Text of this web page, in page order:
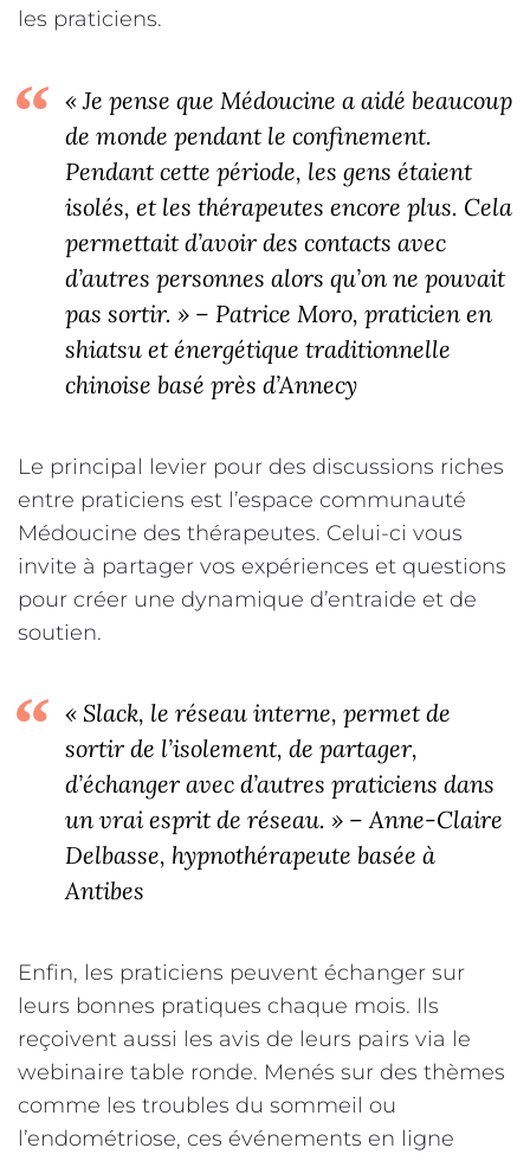
les praticiens.
« Je pense que Médoucine a aidé beaucoup
de monde pendant le confinement.
Pendant cette période, les gens étaient
isolés, et les thérapeutes encore plus. Cela
permettait d’avoir des contacts avec
d’autres personnes alors qu’on ne pouvait
pas sortir. » – Patrice Moro, praticien en
shiatsu et énergétique traditionnelle
chinoise basé près d’Annecy
Le principal levier pour des discussions riches
entre praticiens est l’espace communauté
Médoucine des thérapeutes. Celui-ci vous
invite à partager vos expériences et questions
pour créer une dynamique d’entraide et de
soutien.
« Slack, le réseau interne, permet de
sortir de l’isolement, de partager,
d’échanger avec d’autres praticiens dans
un vrai esprit de réseau. » – Anne-Claire
Delbasse, hypnothérapeute basée à
Antibes
Enfin, les praticiens peuvent échanger sur
leurs bonnes pratiques chaque mois. Ils
reçoivent aussi les avis de leurs pairs via le
webinaire table ronde. Menés sur des thèmes
comme les troubles du sommeil ou
l’endométriose, ces événements en ligne